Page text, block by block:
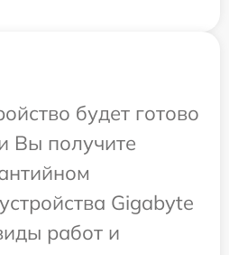
будет готово
Вы получите
Gigabyte
работ и